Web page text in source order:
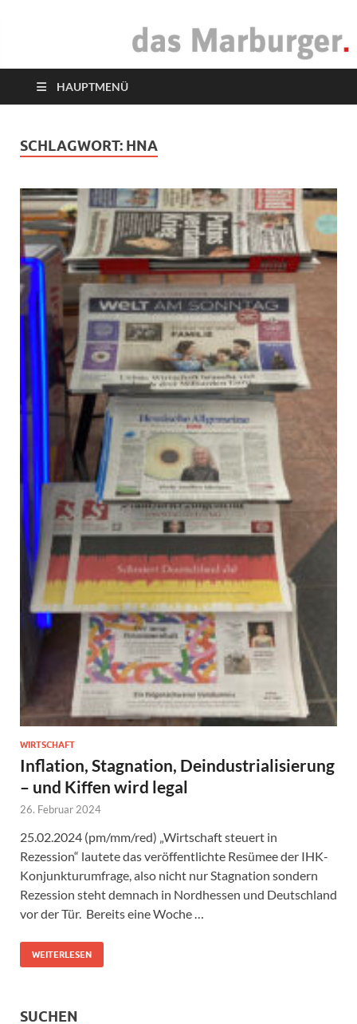
das Marburger.
HAUPTMENÜ
SCHLAGWORT: HNA
WIRTSCHAFT
Inflation, Stagnation, Deindustrialisierung
– und Kiffen wird legal
26. Februar 2024
25.02.2024 (pm/mm/red) „Wirtschaft steuert in
Rezession“ lautete das veröffentlichte Resümee der IHK-
Konjunkturumfrage, also nicht nur Stagnation sondern
Rezession steht demnach in Nordhessen und Deutschland
vor der Tür. Bereits eine Woche …
WEITERLESEN
SUCHEN